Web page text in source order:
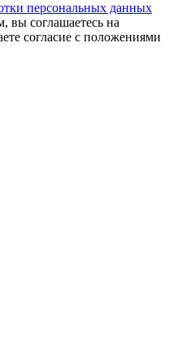
персональных данных
вы соглашаетесь на
согласие с положениями